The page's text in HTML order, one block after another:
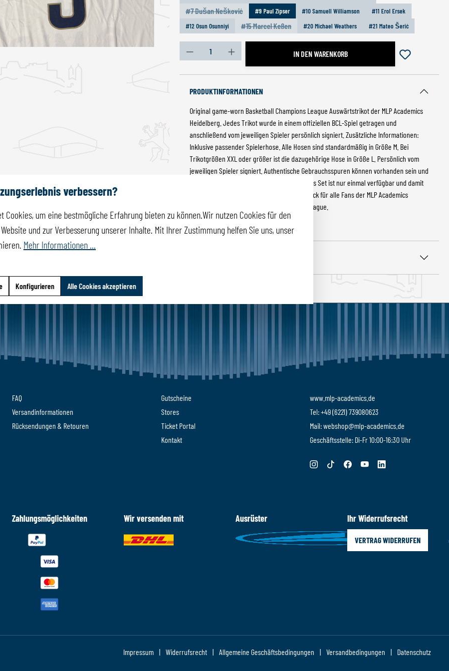
#7 Dušan Nešković
(Diese Option ist zurzeit nicht verfügbar.)
#9 Paul Zipser #10 Samuell Williamson
#11 Erol Ersek
#12 Osun Osunniyi
#15 Marcel Keßen
(Diese Option ist zurzeit nicht verfügbar.)
#20 Michael Weathers #21 Mateo Šerić
Produkt Anzahl: Gib den gewünschten Wert ein oder benutze
IN DEN WARENKORB
PRODUKTINFORMATIONEN
Original game-worn Basketball Champions League Auswärtstrikot der MLP Academics
Heidelberg. Jedes Trikot wurde in einem offiziellen BCL-Spiel getragen und
anschließend vom jeweiligen Spieler persönlich signiert. Zusätzliche Informationen:
Inklusive passender Spielerhose. Alle Hosen sind standardmäßig in Größe M. Bei
Trikotgrößen XXL oder größer ist die dazugehörige Hose in Größe L. Persönlich vom
jeweiligen Spieler signiert. Authentische Gebrauchsspuren können vorhanden sein und
unterstreichen die Echtheit des Trikots. Jedes Set ist nur einmal verfügbar und damit
ein echtes Unikat. Ein exklusives Sammlerstück für alle Fans der MLP Academics
Heidelberg und der Basketball Champions League.
Produktnummer: 10091.12
FAQ
Versandinformationen
Rücksendungen & Retouren
Gutscheine
Stores
Ticket Portal
Kontakt
www.mlp-academics.de
Tel: +49 (6221) 739080623
Mail: webshop@mlp-academics.de
Geschäftsstelle: Di-Fr 10:00-16:30 Uhr
Zahlungsmöglichkeiten Wir versenden mit Ausrüster Ihr Widerrufsrecht
VERTRAG WIDERRUFEN
Impressum Widerrufsrecht Allgemeine Geschäftsbedingungen Versandbedingungen Datenschutz
verbessern?
Cookies, um eine bestmögliche Erfahrung bieten zu können.Wir nutzen Cookies für den
und zur Verbesserung unserer Inhalte. Mit Ihrer Zustimmung helfen Sie uns, unser
Mehr Informationen ...
Konfigurieren Alle Cookies akzeptieren